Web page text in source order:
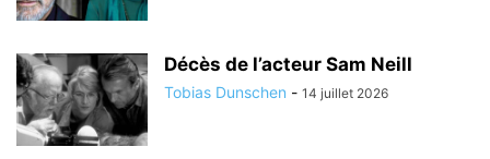
Décès de l’acteur Sam Neill
Tobias Dunschen - 14 juillet 2026